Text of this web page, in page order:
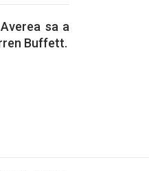
sa a
Buffett.